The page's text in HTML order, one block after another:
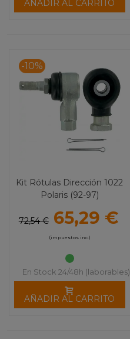
AÑADIR AL CARRITO
-10%
Kit Rótulas Dirección 1022
Polaris (92-97)
72,54 € 65,29 €
(impuestos inc.)
En Stock 24/48h (laborables)
AÑADIR AL CARRITO